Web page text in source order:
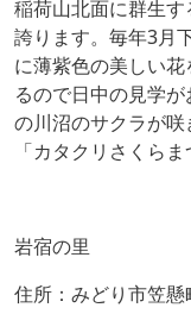
稲荷山北面に群生
誇ります。毎年3月
に薄紫色の美しい
るので日中の見学
の川沼のサクラが
「カタクリさくら
岩宿の里
住所：みどり市笠懸